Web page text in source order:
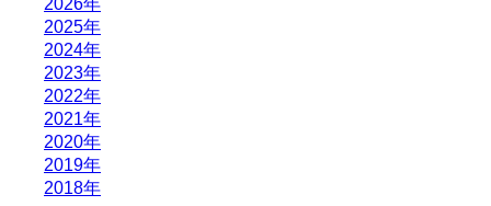
2025年
2024年
2023年
2022年
2021年
2020年
2019年
2018年